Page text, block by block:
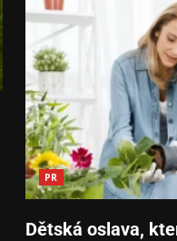
PR
Dětská oslava,